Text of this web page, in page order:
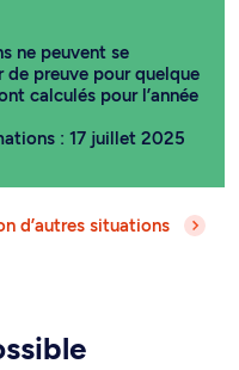
ne peuvent se
preuve pour quelque
calculés pour l’année
: 17 juillet 2025
d’autres situations